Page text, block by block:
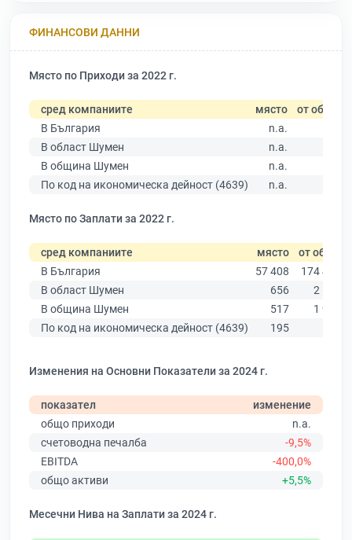
ФИНАНСОВИ ДАННИ
Място по Приходи за 2022 г.
сред компаниите място от общо
В България
n.a.
В област Шумен
n.a.
В община Шумен
n.a.
По код на икономическа дейност (4639)
n.a.
Място по Заплати за 2022 г.
сред компаниите място от общо
В България
57 408
174 403
В област Шумен
656
2 635
В община Шумен
517
1 963
По код на икономическа дейност (4639)
195
Изменения на Основни Показатели за 2024 г.
показател
изменение
общо приходи
n.a.
счетоводна печалба
-9,5%
EBITDA
-400,0%
общо активи
+5,5%
Месечни Нива на Заплати за 2024 г.